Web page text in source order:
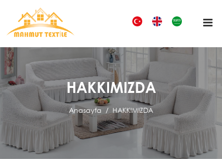
HAKKIMIZDA
Anasayfa HAKKIMIZDA